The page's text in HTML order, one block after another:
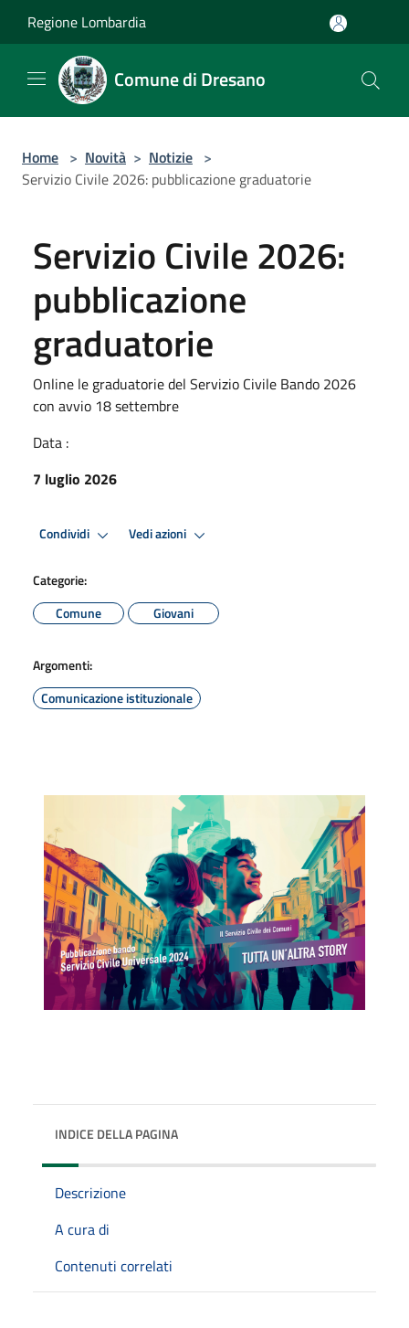
Regione Lombardia
Comune di Dresano
Home > Novità > Notizie >
Servizio Civile 2026: pubblicazione graduatorie
Servizio Civile 2026:
pubblicazione
graduatorie
Online le graduatorie del Servizio Civile Bando 2026
con avvio 18 settembre
Data :
7 luglio 2026
Condividi Vedi azioni
Categorie:
Comune
Giovani
Argomenti:
Comunicazione istituzionale
INDICE DELLA PAGINA
Descrizione
A cura di
Contenuti correlati